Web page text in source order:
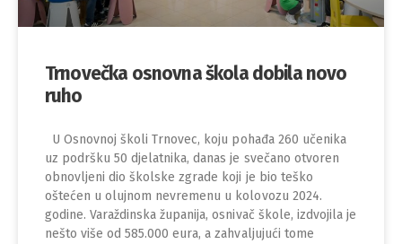
Trnovečka osnovna škola dobila novo
ruho
U Osnovnoj školi Trnovec, koju pohađa 260 učenika
uz podršku 50 djelatnika, danas je svečano otvoren
obnovljeni dio školske zgrade koji je bio teško
oštećen u olujnom nevremenu u kolovozu 2024.
godine. Varaždinska županija, osnivač škole, izdvojila je
nešto više od 585.000 eura, a zahvaljujući tome